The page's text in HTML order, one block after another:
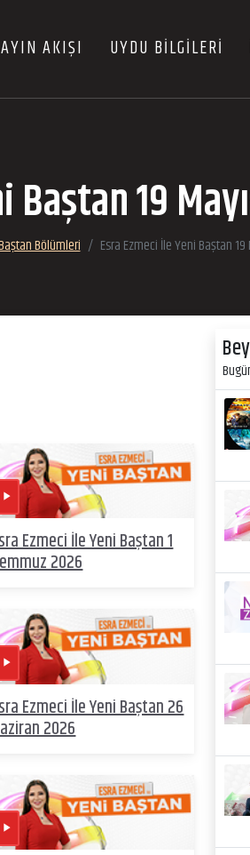
AKIŞI UYDU BİLGİLERİ
19
Bölümleri Esra Ezmeci İle Yeni Baştan 19
Ezmeci İle Yeni Baştan 1
2026
Ezmeci İle Yeni Baştan 26
2026